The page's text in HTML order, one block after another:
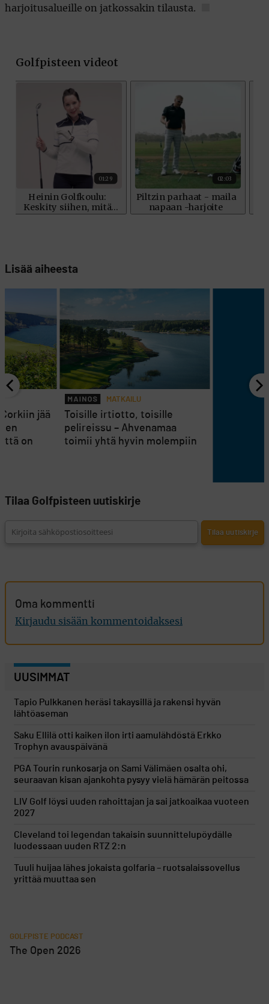
harjoitusalueille on jatkossakin tilausta.
Lisää aiheesta
MATKAILU
Toisille irtiotto, toisille
pelireissu – Ahvenamaa
toimii yhtä hyvin molempiin
jää
on
Tilaa Golfpisteen uutiskirje
Oma kommentti
Kirjaudu sisään kommentoidaksesi
UUSIMMAT
Tapio Pulkkanen heräsi takaysillä ja rakensi hyvän
lähtöaseman
Saku Ellilä otti kaiken ilon irti aamulähdöstä Erkko
Trophyn avauspäivänä
PGA Tourin runkosarja on Sami Välimäen osalta ohi,
seuraavan kisan ajankohta pysyy vielä hämärän peitossa
LIV Golf löysi uuden rahoittajan ja sai jatkoaikaa vuoteen
2027
Cleveland toi legendan takaisin suunnittelupöydälle
luodessaan uuden RTZ 2:n
Tuuli huijaa lähes jokaista golfaria – ruotsalaissovellus
yrittää muuttaa sen
GOLFPISTE PODCAST
The Open 2026